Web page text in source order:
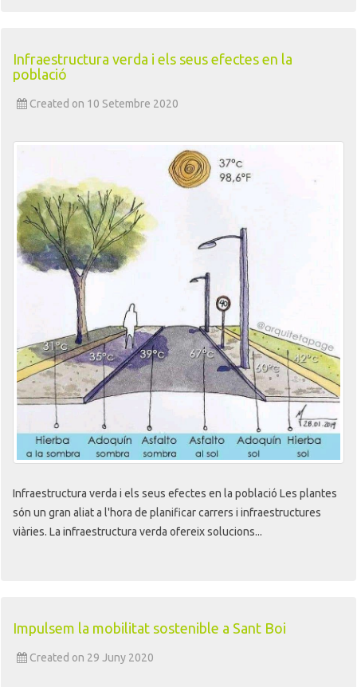
Infraestructura verda i els seus efectes en la
població
Created on 10 Setembre 2020
Infraestructura verda i els seus efectes en la població Les plantes
són un gran aliat a l'hora de planificar carrers i infraestructures
viàries. La infraestructura verda ofereix solucions...
Impulsem la mobilitat sostenible a Sant Boi
Created on 29 Juny 2020